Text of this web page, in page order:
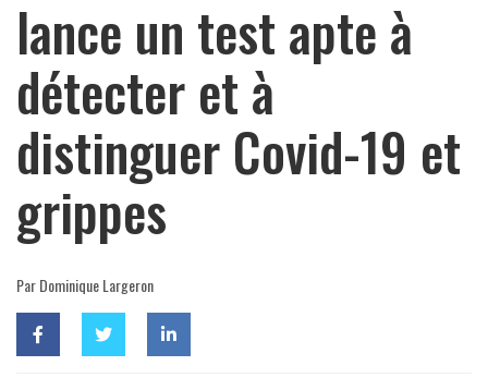
lance un test apte à
détecter et à
distinguer Covid-19 et
grippes
Par Dominique Largeron